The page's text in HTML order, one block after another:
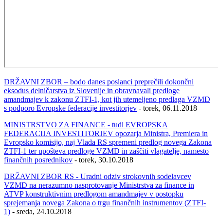
DRŽAVNI ZBOR – bodo danes poslanci preprečili dokončni
eksodus delničarstva iz Slovenije in obravnavali predloge
amandmajev k zakonu ZTFI-1, kot jih utemeljeno predlaga VZMD
s podporo Evropske federacije investitorjev - torek, 06.11.2018
MINISTRSTVO ZA FINANCE - tudi EVROPSKA
FEDERACIJA INVESTITORJEV opozarja Ministra, Premiera in
Evropsko komisijo, naj Vlada RS spremeni predlog novega Zakona
ZTFI-1 ter upošteva predloge VZMD in zaščiti vlagatelje, namesto
finančnih posrednikov - torek, 30.10.2018
DRŽAVNI ZBOR RS - Uradni odziv strokovnih sodelavcev
VZMD na nerazumno nasprotovanje Ministrstva za finance in
ATVP konstruktivnim predlogom amandmajev v postopku
sprejemanja novega Zakona o trgu finančnih instrumentov (ZTFI-
1) - sreda, 24.10.2018